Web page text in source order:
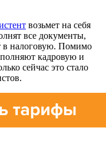
возьмет на себя
все документы,
в налоговую. Помимо
кадровую и
сейчас это стало